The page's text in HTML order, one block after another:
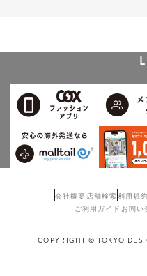
会社概要 店舗検索利用規約
ご利用ガイド お問い
COPYRIGHT © TOKYO